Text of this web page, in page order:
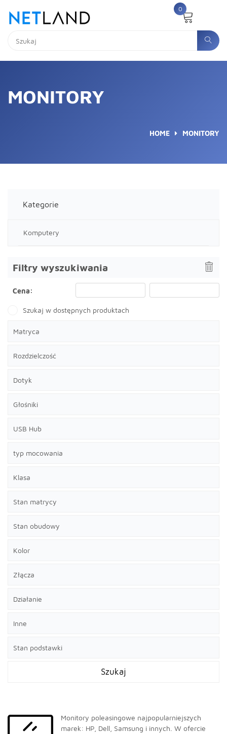
0
MONITORY
HOME MONITORY
Kategorie
Komputery
Filtry wyszukiwania
Cena:
Szukaj w dostępnych produktach
Matryca
Rozdzielczość
Dotyk
Głośniki
USB Hub
typ mocowania
Klasa
Stan matrycy
Stan obudowy
Kolor
Złącza
Działanie
Inne
Stan podstawki
Szukaj
Monitory poleasingowe najpopularniejszych
marek: HP, Dell, Samsung i innych. W ofercie